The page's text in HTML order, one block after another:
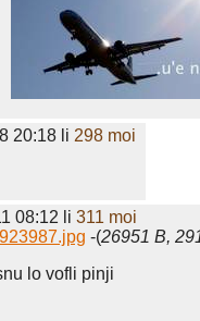
20:18 li 298 moi
08:12 li 311 moi
-(26951 B,
lo vofli pinji